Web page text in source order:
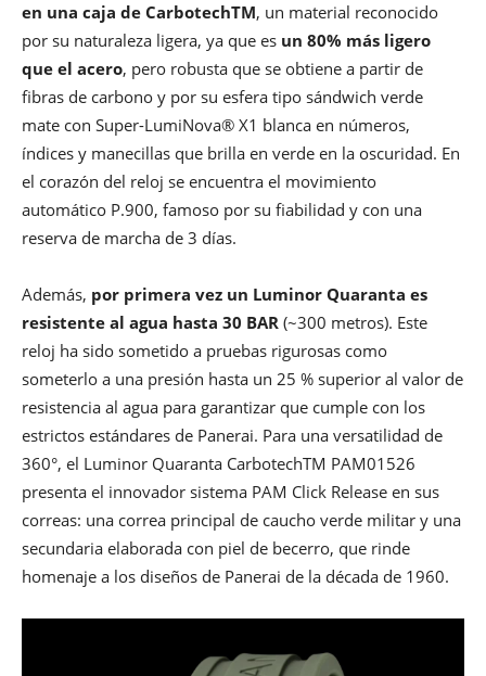
en una caja de CarbotechTM, un material reconocido
por su naturaleza ligera, ya que es un 80% más ligero
que el acero, pero robusta que se obtiene a partir de
fibras de carbono y por su esfera tipo sándwich verde
mate con Super-LumiNova® X1 blanca en números,
índices y manecillas que brilla en verde en la oscuridad. En
el corazón del reloj se encuentra el movimiento
automático P.900, famoso por su fiabilidad y con una
reserva de marcha de 3 días.
Además, por primera vez un Luminor Quaranta es
resistente al agua hasta 30 BAR (~300 metros). Este
reloj ha sido sometido a pruebas rigurosas como
someterlo a una presión hasta un 25 % superior al valor de
resistencia al agua para garantizar que cumple con los
estrictos estándares de Panerai. Para una versatilidad de
360°, el Luminor Quaranta CarbotechTM PAM01526
presenta el innovador sistema PAM Click Release en sus
correas: una correa principal de caucho verde militar y una
secundaria elaborada con piel de becerro, que rinde
homenaje a los diseños de Panerai de la década de 1960.